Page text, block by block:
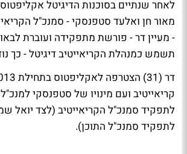
לאחר שנתיים בסוכנות הדיגיטל אקליפטוס
מאור חן ואלעד סטפנסקי- סמנכ"ל
- מעיין דר- פורשת מתפקידה ועוברת ל
תשמש כמנהלת הקריאייטיב דיגיטל - כך
קריאייטיב ועם מינויו של סטפנסקי
לתפקיד סמנכ"ל הקריאייטיב (לצד יואל
לתפקיד סמנכ"ל התוכן).